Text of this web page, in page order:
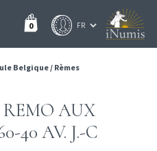
0
Belgique/ Rèmes
REMO AUX
40 AV. J.-C